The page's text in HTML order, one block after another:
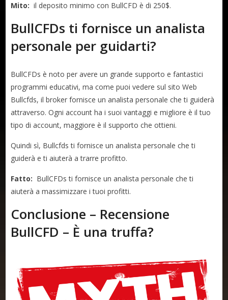
Mito: il deposito minimo con BullCFD è di 250$.
BullCFDs ti fornisce un analista
personale per guidarti?
BullCFDs è noto per avere un grande supporto e fantastici
programmi educativi, ma come puoi vedere sul sito Web
Bullcfds, il broker fornisce un analista personale che ti guiderà
attraverso. Ogni account ha i suoi vantaggi e migliore è il tuo
tipo di account, maggiore è il supporto che ottieni.
Quindi sì, Bullcfds ti fornisce un analista personale che ti
guiderà e ti aiuterà a trarre profitto.
Fatto: BullCFDs ti fornisce un analista personale che ti
aiuterà a massimizzare i tuoi profitti.
Conclusione – Recensione
BullCFD – È una truffa?